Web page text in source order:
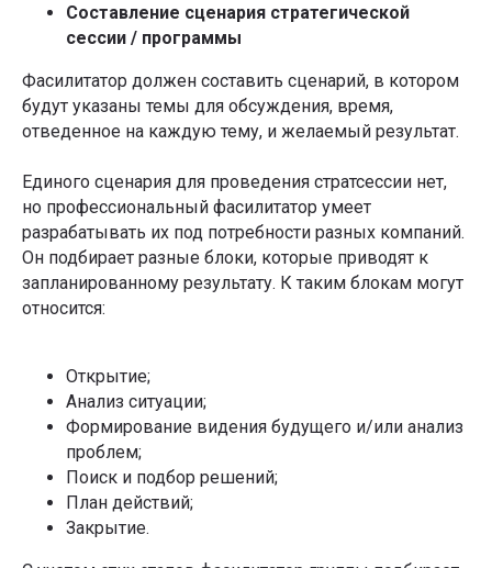
Составление сценария стратегической
сессии / программы
Фасилитатор должен составить сценарий, в котором
будут указаны темы для обсуждения, время,
отведенное на каждую тему, и желаемый результат.
Единого сценария для проведения стратсессии нет,
но профессиональный фасилитатор умеет
разрабатывать их под потребности разных компаний.
Он подбирает разные блоки, которые приводят к
запланированному результату. К таким блокам могут
относится:
Открытие;
Анализ ситуации;
Формирование видения будущего и/или анализ
проблем;
Поиск и подбор решений;
План действий;
Закрытие.